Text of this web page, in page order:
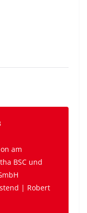
am
BSC und
| Robert